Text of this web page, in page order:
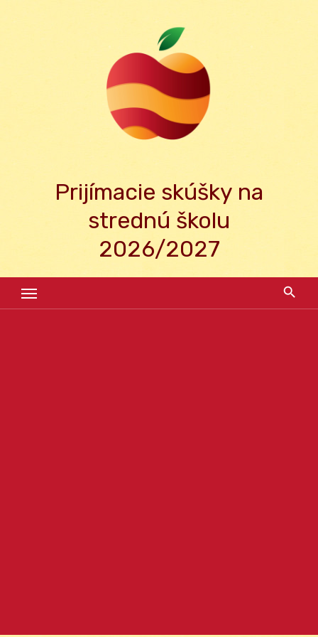
Prijímacie skúšky na
strednú školu
2026/2027